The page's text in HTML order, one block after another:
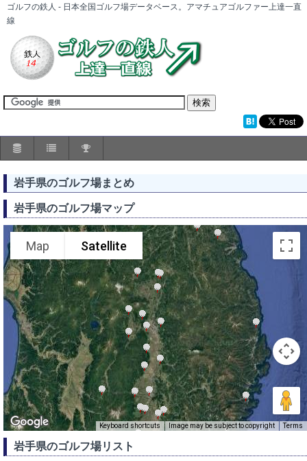
ゴルフの鉄人 - 日本全国ゴルフ場データベース。アマチュアゴルファー上達一直
線
岩手県のゴルフ場まとめ
岩手県のゴルフ場マップ
Map Satellite
Keyboard shortcuts Image may be subject to copyright Terms
岩手県のゴルフ場リスト